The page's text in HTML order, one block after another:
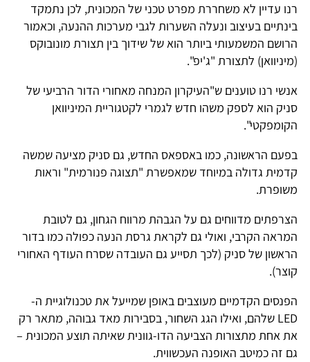
רנו עדיין לא משחררת מפרט טכני של המכונית, לכן נתמקד
בינתיים בעיצוב ונעלה השערות לגבי מערכות ההנעה, וכאמור
הרושם המשמעותי ביותר הוא של שידוך בין תצורת מונובוקס
(מיניוואן) לתצורת "ג'יפ".
אנשי רנו טוענים ש"העיקרון המנחה מאחורי הדור הרביעי של
סניק הוא לספק משהו חדש לגמרי לקטגוריית המיניוואן
הקומפקטי".
בפעם הראשונה, כמו באספאס החדש, גם סניק מציעה שמשה
קדמית גדולה במיוחד שמאפשרת "תצוגה פנורמית" וראות
משופרת.
הצרפתים מדווחים גם על הגבהת מרווח הגחון, גם לטובת
המראה הקרבי, ואולי גם לקראת גרסת הנעה כפולה כמו בדור
הראשון של סניק (לכך תסייע גם העובדה שסרח העודף האחורי
קוצר).
הפנסים הקדמיים מעוצבים באופן שמייעל את טכנולוגיית ה-
LED שלהם, ואילו הגג השחור, בסבירות מאד גבוהה, מתאר רק
את אחת מתצורות הצביעה הדו-גוונית שאיתה תוצע המכונית –
גם זה כמיטב האופנה העכשווית.